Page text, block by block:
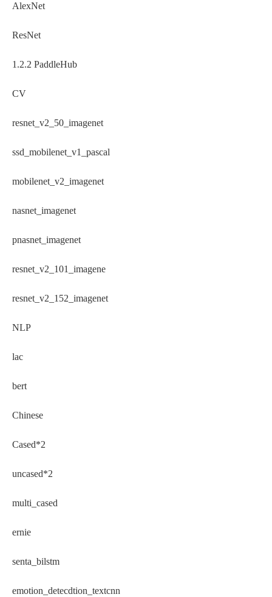
AlexNet
ResNet
1.2.2 PaddleHub
CV
resnet_v2_50_imagenet
ssd_mobilenet_v1_pascal
mobilenet_v2_imagenet
nasnet_imagenet
pnasnet_imagenet
resnet_v2_101_imagene
resnet_v2_152_imagenet
NLP
lac
bert
Chinese
Cased*2
uncased*2
multi_cased
ernie
senta_bilstm
emotion_detecdtion_textcnn